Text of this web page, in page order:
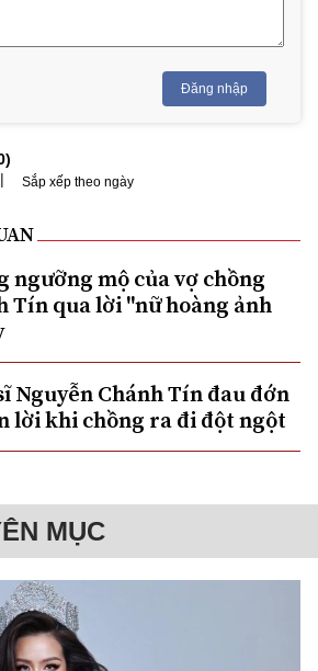
Đăng nhập
)
| Sắp xếp theo ngày
ngưỡng mộ của vợ chồng
Tín qua lời "nữ hoàng ảnh
Nguyễn Chánh Tín đau đớn
lời khi chồng ra đi đột ngột
MỤC